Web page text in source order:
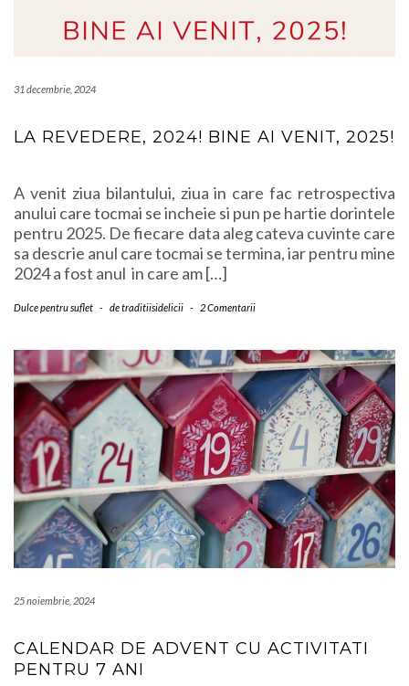
31 decembrie, 2024
LA REVEDERE, 2024! BINE AI VENIT, 2025!
A venit ziua bilantului, ziua in care fac retrospectiva
anului care tocmai se incheie si pun pe hartie dorintele
pentru 2025. De fiecare data aleg cateva cuvinte care
sa descrie anul care tocmai se termina, iar pentru mine
2024 a fost anul in care am […]
Dulce pentru suflet - detraditiisidelicii - 2 Comentarii
25 noiembrie, 2024
CALENDAR DE ADVENT CU ACTIVITATI
PENTRU 7 ANI